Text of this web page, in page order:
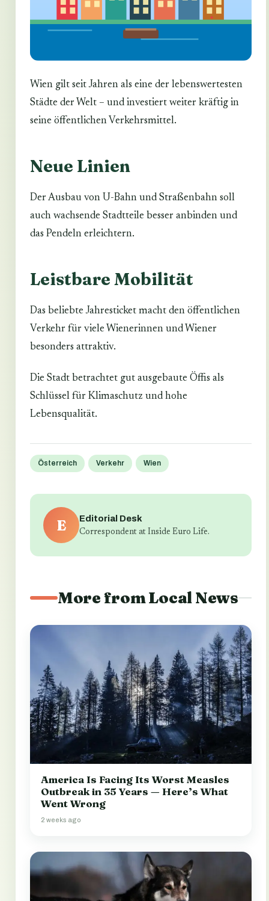
Wien gilt seit Jahren als eine der lebenswertesten
Städte der Welt – und investiert weiter kräftig in
seine öffentlichen Verkehrsmittel.
Neue Linien
Der Ausbau von U-Bahn und Straßenbahn soll
auch wachsende Stadtteile besser anbinden und
das Pendeln erleichtern.
Leistbare Mobilität
Das beliebte Jahresticket macht den öffentlichen
Verkehr für viele Wienerinnen und Wiener
besonders attraktiv.
Die Stadt betrachtet gut ausgebaute Öffis als
Schlüssel für Klimaschutz und hohe
Lebensqualität.
Österreich Verkehr Wien
E Editorial Desk
Correspondent at Inside Euro Life.
More from Local News
America Is Facing Its Worst Measles
Outbreak in 35 Years — Here’s What
Went Wrong
2 weeks ago